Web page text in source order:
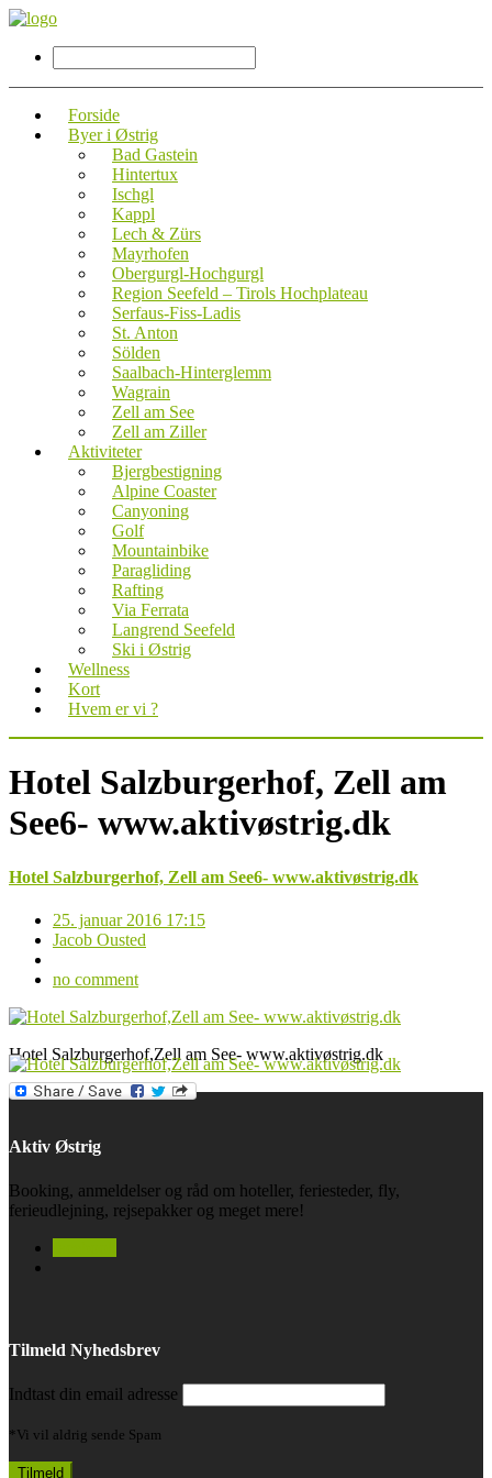
Forside
Byer i Østrig
Bad Gastein
Hintertux
Ischgl
Kappl
Lech & Zürs
Mayrhofen
Obergurgl-Hochgurgl
Region Seefeld – Tirols Hochplateau
Serfaus-Fiss-Ladis
St. Anton
Sölden
Saalbach-Hinterglemm
Wagrain
Zell am See
Zell am Ziller
Aktiviteter
Bjergbestigning
Alpine Coaster
Canyoning
Golf
Mountainbike
Paragliding
Rafting
Via Ferrata
Langrend Seefeld
Ski i Østrig
Wellness
Kort
Hvem er vi ?
Hotel Salzburgerhof, Zell am
See6- www.aktivøstrig.dk
Hotel Salzburgerhof, Zell am See6- www.aktivøstrig.dk
25. januar 2016 17:15
Jacob Ousted
no comment
Hotel Salzburgerhof,Zell am See- www.aktivøstrig.dk
Aktiv Østrig
Booking, anmeldelser og råd om hoteller, feriesteder, fly,
ferieudlejning, rejsepakker og meget mere!
Tilmeld Nyhedsbrev
Indtast din email adresse
*Vi vil aldrig sende Spam